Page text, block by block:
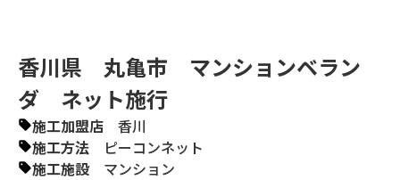
香川県 丸亀市 マンションベラン
ダ ネット施行
施工加盟店
香川
施工方法
ピーコンネット
施工施設
マンション